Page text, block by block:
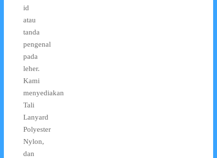
id
atau
tanda
pengenal
pada
leher.
Kami
menyediakan
Tali
Lanyard
Polyester
Nylon,
dan